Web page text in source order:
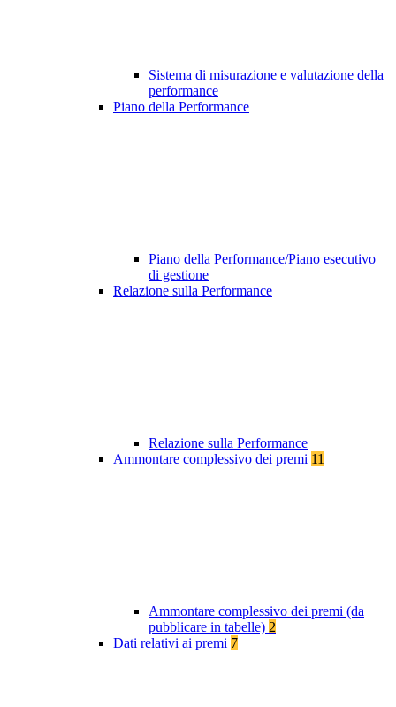
Sistema di misurazione e valutazione della
performance
Piano della Performance
Piano della Performance/Piano esecutivo
di gestione
Relazione sulla Performance
Relazione sulla Performance
Ammontare complessivo dei premi 11
Ammontare complessivo dei premi (da
pubblicare in tabelle) 2
Dati relativi ai premi 7